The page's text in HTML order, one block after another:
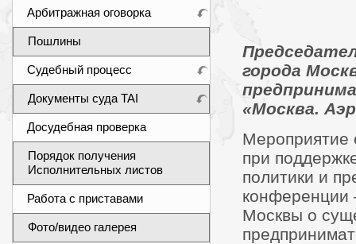
Арбитражная оговорка
Пошлины
Судебный процесс
Документы суда TAI
Досудебная проверка
Порядок получения
Исполнительных листов
Работа с приставами
Фото/видео галерея
города
«Москва.
Мероприятие
при
политики и
Москвы о